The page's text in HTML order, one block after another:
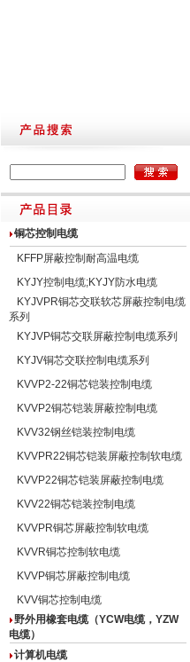
铜芯控制电缆
KFFP屏蔽控制耐高温电缆
KYJY控制电缆;KYJY防水电缆
KYJVPR铜芯交联软芯屏蔽控制电缆
系列
KYJVP铜芯交联屏蔽控制电缆系列
KYJV铜芯交联控制电缆系列
KVVP2-22铜芯铠装控制电缆
KVVP2铜芯铠装屏蔽控制电缆
KVV32钢丝铠装控制电缆
KVVPR22铜芯铠装屏蔽控制软电缆
KVVP22铜芯铠装屏蔽控制电缆
KVV22铜芯铠装控制电缆
KVVPR铜芯屏蔽控制软电缆
KVVR铜芯控制软电缆
KVVP铜芯屏蔽控制电缆
KVV铜芯控制电缆
野外用橡套电缆（YCW电缆，YZW
电缆）
计算机电缆